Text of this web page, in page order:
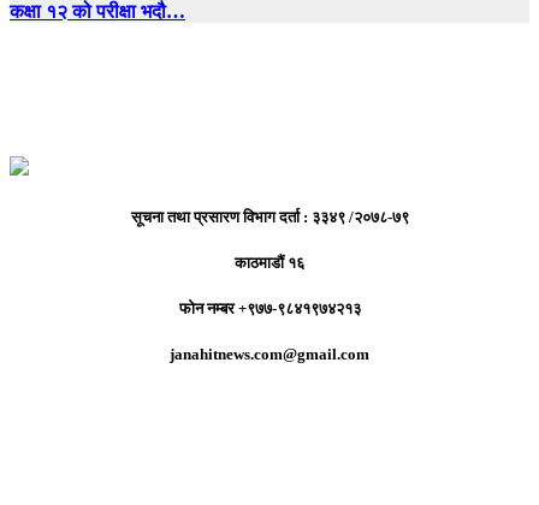
कक्षा १२ को परीक्षा भदौ…
सूचना तथा प्रसारण विभाग दर्ता : ३३४९ /२०७८-७९
काठमाडौं १६
फोन नम्बर +९७७-९८४१९७४२१३
janahitnews.com@gmail.com